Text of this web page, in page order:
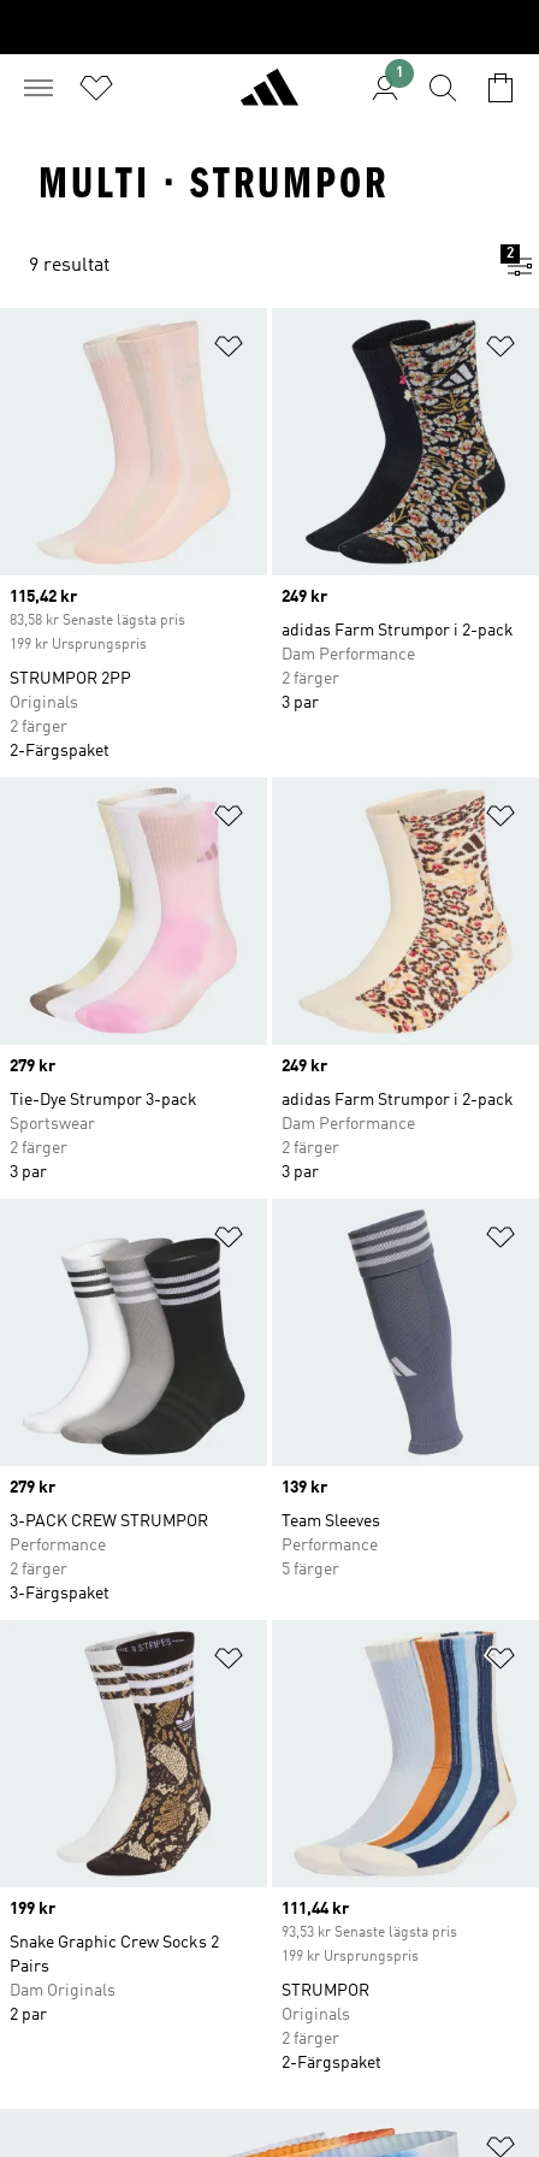
1
MULTI · STRUMPOR
9 resultat
2
Lägg till på önskelistan
Current price
115,42 kr
83,58 kr Senaste lägsta pris
199 kr Ursprungspris
STRUMPOR 2PP
Originals
2 färger
2-Färgspaket
Price
249 kr
adidas Farm Strumpor i 2-pack
Dam Performance
2 färger
3 par
Lägg till på önskelistan
Price
279 kr
Tie-Dye Strumpor 3-pack
Sportswear
2 färger
3 par
Price
249 kr
adidas Farm Strumpor i 2-pack
Dam Performance
2 färger
3 par
Lägg till på önskelistan
Price
279 kr
3-PACK CREW STRUMPOR
Performance
2 färger
3-Färgspaket
Price
139 kr
Team Sleeves
Performance
5 färger
Lägg till på önskelistan
Price
199 kr
Snake Graphic Crew Socks 2
Pairs
Dam Originals
2 par
Current price
111,44 kr
93,53 kr Senaste lägsta pris
199 kr Ursprungspris
STRUMPOR
Originals
2 färger
2-Färgspaket